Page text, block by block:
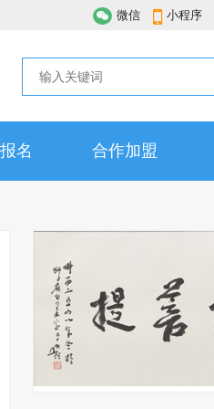
微信 小程序
名 合作加盟